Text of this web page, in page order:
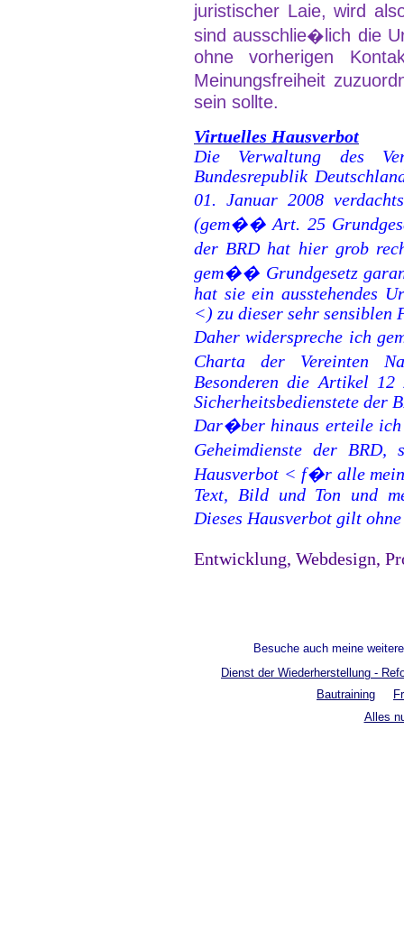
juristischer Laie, wird
sind ausschlie�lich die
ohne vorherigen
Meinungsfreiheit
sein sollte.
Virtuelles Hausverbot
Die Verwaltung des
Bundesrepublik
01. Januar 2008
(gem�� Art. 25
der BRD hat hier grob
gem�� Grundgesetz
hat sie ein ausstehendes
<) zu dieser sehr sensiblen
Daher widerspreche ich
Charta der Vereinten
Besonderen die Artikel
Sicherheitsbedienstete der
Dar�ber hinaus erteile
Geheimdienste der
Hausverbot < f�r alle
Text, Bild und Ton und
Dieses Hausverbot gilt
Entwicklung, Webdesign,
Besuche auch meine
Dienst der Wiederherstellung -
Bautraining
Alles